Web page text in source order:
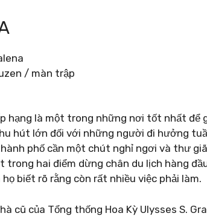
/ màn trập
hạng là một trong những nơi tốt nhất để
hút lớn đối với những người đi hưởng
phố cần một chút nghỉ ngơi và thư
trong hai điểm dừng chân du lịch hàng
họ biết rõ rằng còn rất nhiều việc phải làm.
cũ của Tổng thống Hoa Kỳ Ulysses S.